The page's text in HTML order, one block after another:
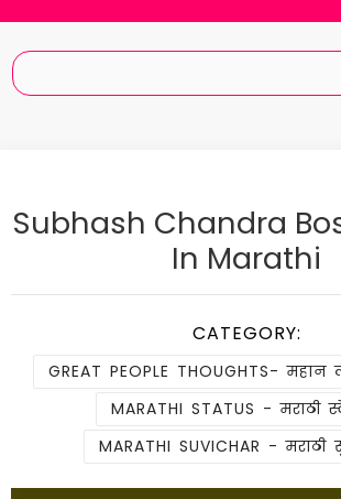
Subhash Chandra
In Marathi
CATEGORY:
GREAT PEOPLE THOUGHTS- महान
MARATHI STATUS - मराठी
MARATHI SUVICHAR - मराठी